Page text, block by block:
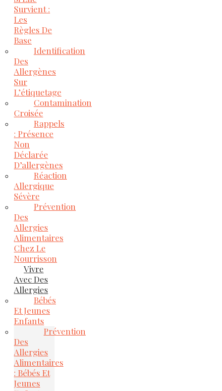
Survient :
Les
Règles De
Base
Identification
Des
Allergènes
Sur
L’étiquetage
Contamination
Croisée
Rappels
: Présence
Non
Déclarée
D’allergènes
Réaction
Allergique
Sévère
Prévention
Des
Allergies
Alimentaires
Chez Le
Nourrisson
Vivre
Avec Des
Allergies
Bébés
Et Jeunes
Enfants
Prévention
Des
Allergies
Alimentaires
: Bébés Et
Jeunes